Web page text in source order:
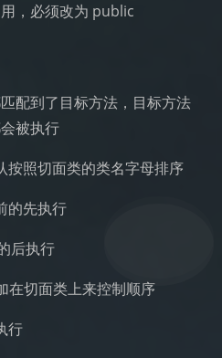
，必须改为 public
配到了目标方法，目标方法
被执行
按照切面类的类名字母排序
的先执行
后执行
在切面类上来控制顺序
行